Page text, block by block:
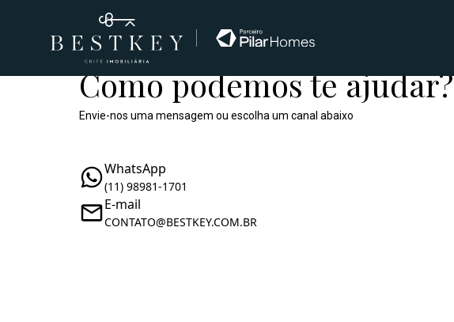
Como podemos te ajudar?
Envie-nos uma mensagem ou escolha um canal abaixo
WhatsApp
(11) 98981-1701
E-mail
CONTATO@BESTKEY.COM.BR